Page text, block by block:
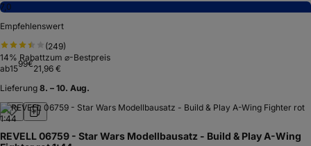
7,0
Empfehlenswert
(249)
14% Rabattzum ⌀-Bestpreis
ab1599€21,96 €
Lieferung 8. – 10. Aug.
REVELL 06759 - Star Wars Modellbausatz - Build & Play A-Wing